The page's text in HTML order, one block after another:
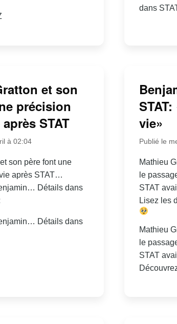
dans
et son
précision
STAT
à 02:04
son père font une
après STAT…
Détails dans
Détails dans
vie»
Publié le
Mathieu
le
STAT
Lisez les
Mathieu
le
STAT